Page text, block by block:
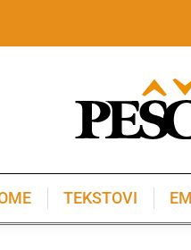
TEKSTOVI